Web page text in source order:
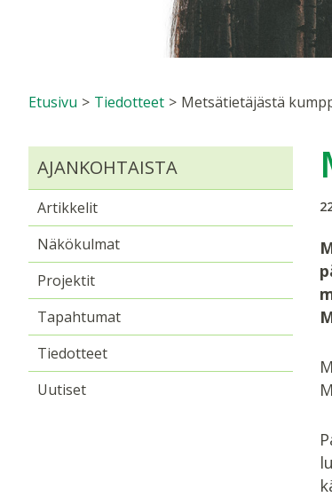
Etusivu > Tiedotteet >
AJANKOHTAISTA
Artikkelit
Näkökulmat
Projektit
Tapahtumat
Tiedotteet
Uutiset